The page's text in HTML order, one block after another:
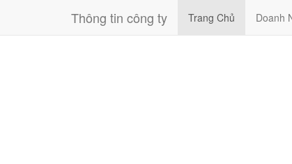
Thông tin công ty Trang Chủ Doanh